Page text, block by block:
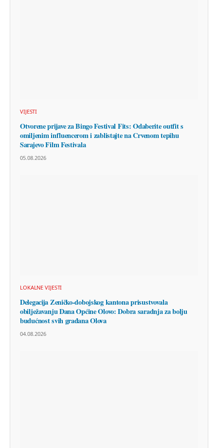
VIJESTI
Otvorene prijave za Bingo Festival Fits: Odaberite outfit s
omiljenim influencerom i zablistajte na Crvenom tepihu
Sarajevo Film Festivala
05.08.2026
LOKALNE VIJESTI
Delegacija Zeničko-dobojskog kantona prisustvovala
obilježavanju Dana Općine Olovo: Dobra saradnja za bolju
budućnost svih građana Olova
04.08.2026